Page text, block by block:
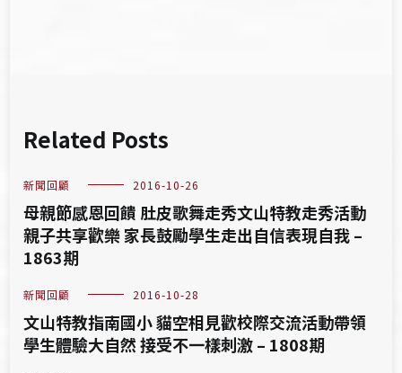
Related Posts
新聞回顧 2016-10-26
母親節感恩回饋 肚皮歌舞走秀文山特教走秀活動
親子共享歡樂 家長鼓勵學生走出自信表現自我 –
1863期
新聞回顧 2016-10-28
文山特教指南國小 貓空相見歡校際交流活動帶領
學生體驗大自然 接受不一樣刺激 – 1808期